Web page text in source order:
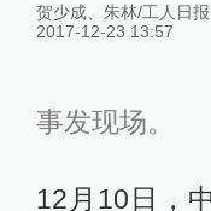
贺少成、朱林/工人日报
2017-12-23 13:57
事发现场。
12月10日，